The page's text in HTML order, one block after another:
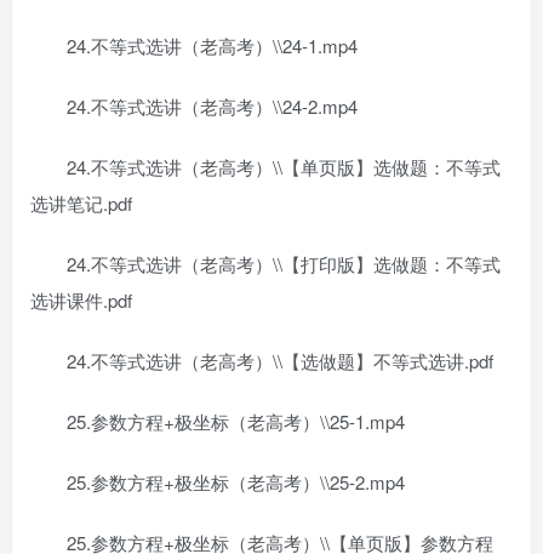
24.不等式选讲（老高考）\\24-1.mp4
24.不等式选讲（老高考）\\24-2.mp4
24.不等式选讲（老高考）\\【单页版】选做题：不等式
选讲笔记.pdf
24.不等式选讲（老高考）\\【打印版】选做题：不等式
选讲课件.pdf
24.不等式选讲（老高考）\\【选做题】不等式选讲.pdf
25.参数方程+极坐标（老高考）\\25-1.mp4
25.参数方程+极坐标（老高考）\\25-2.mp4
25.参数方程+极坐标（老高考）\\【单页版】参数方程